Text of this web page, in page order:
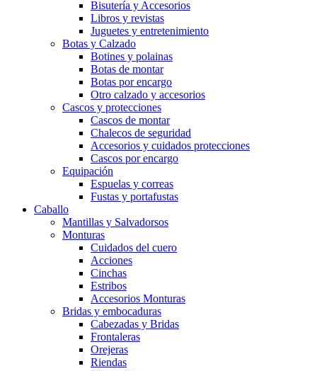
Bisutería y Accesorios
Libros y revistas
Juguetes y entretenimiento
Botas y Calzado
Botines y polainas
Botas de montar
Botas por encargo
Otro calzado y accesorios
Cascos y protecciones
Cascos de montar
Chalecos de seguridad
Accesorios y cuidados protecciones
Cascos por encargo
Equipación
Espuelas y correas
Fustas y portafustas
Caballo
Mantillas y Salvadorsos
Monturas
Cuidados del cuero
Acciones
Cinchas
Estribos
Accesorios Monturas
Bridas y embocaduras
Cabezadas y Bridas
Frontaleras
Orejeras
Riendas